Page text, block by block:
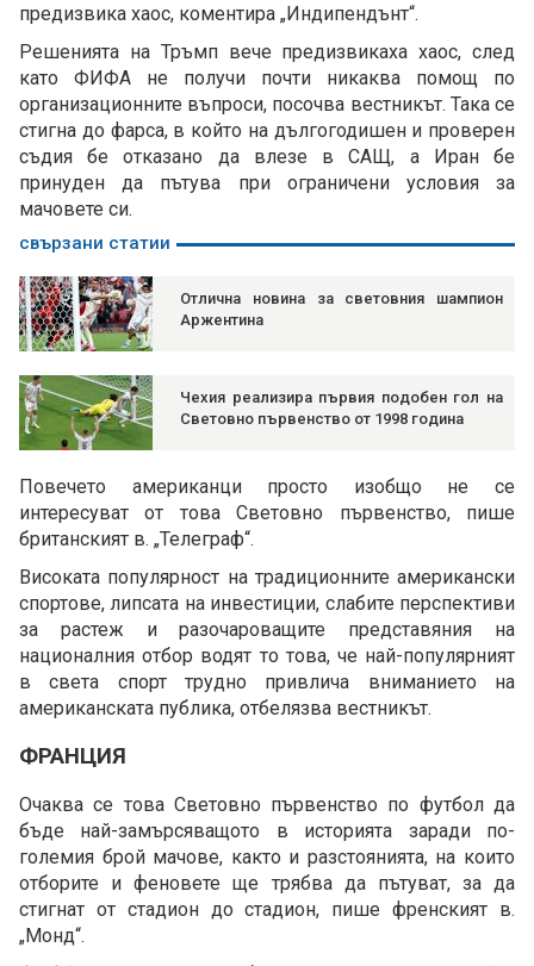
предизвика хаос, коментира „Индипендънт“.
Решенията на Тръмп вече предизвикаха хаос, след
като ФИФА не получи почти никаква помощ по
организационните въпроси, посочва вестникът. Така се
стигна до фарса, в който на дългогодишен и проверен
съдия бе отказано да влезе в САЩ, а Иран бе
принуден да пътува при ограничени условия за
мачовете си.
свързани статии
Отлична новина за световния шампион
Аржентина
Чехия реализира първия подобен гол на
Световно първенство от 1998 година
Повечето американци просто изобщо не се
интересуват от това Световно първенство, пише
британският в. „Телеграф“.
Високата популярност на традиционните американски
спортове, липсата на инвестиции, слабите перспективи
за растеж и разочароващите представяния на
националния отбор водят то това, че най-популярният
в света спорт трудно привлича вниманието на
американската публика, отбелязва вестникът.
ФРАНЦИЯ
Очаква се това Световно първенство по футбол да
бъде най-замърсяващото в историята заради по-
големия брой мачове, както и разстоянията, на които
отборите и феновете ще трябва да пътуват, за да
стигнат от стадион до стадион, пише френският в.
„Монд“.